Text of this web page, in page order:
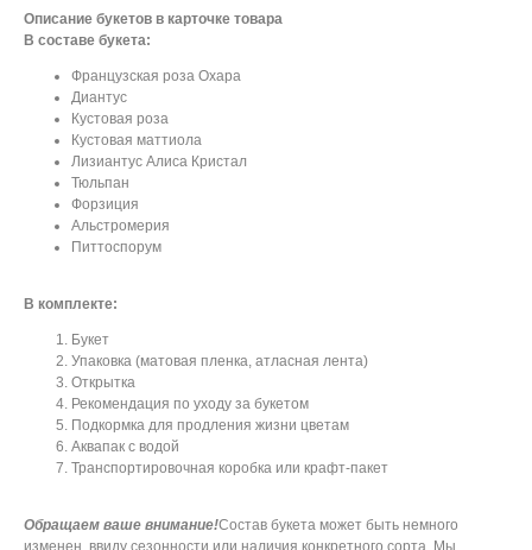
Описание букетов в карточке товара
В составе букета:
Французская роза Охара
Диантус
Кустовая роза
Кустовая маттиола
Лизиантус Алиса Кристал
Тюльпан
Форзиция
Альстромерия
Питтоспорум
В комплекте:
Букет
Упаковка (матовая пленка, атласная лента)
Открытка
Рекомендация по уходу за букетом
Подкормка для продления жизни цветам
Аквапак с водой
Транспортировочная коробка или крафт-пакет
Обращаем ваше внимание!Состав букета может быть немного
изменен, ввиду сезонности или наличия конкретного сорта. Мы